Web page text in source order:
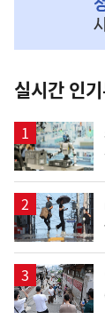
뉴
스
실시간 인